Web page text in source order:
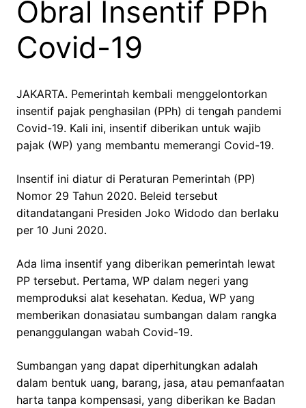
Obral Insentif PPh
Covid-19
JAKARTA. Pemerintah kembali menggelontorkan
insentif pajak penghasilan (PPh) di tengah pandemi
Covid-19. Kali ini, insentif diberikan untuk wajib
pajak (WP) yang membantu memerangi Covid-19.
Insentif ini diatur di Peraturan Pemerintah (PP)
Nomor 29 Tahun 2020. Beleid tersebut
ditandatangani Presiden Joko Widodo dan berlaku
per 10 Juni 2020.
Ada lima insentif yang diberikan pemerintah lewat
PP tersebut. Pertama, WP dalam negeri yang
memproduksi alat kesehatan. Kedua, WP yang
memberikan donasiatau sumbangan dalam rangka
penanggulangan wabah Covid-19.
Sumbangan yang dapat diperhitungkan adalah
dalam bentuk uang, barang, jasa, atau pemanfaatan
harta tanpa kompensasi, yang diberikan ke Badan